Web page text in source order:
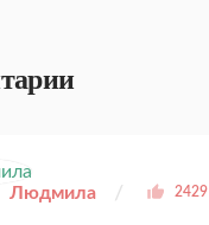
Людмила 2429